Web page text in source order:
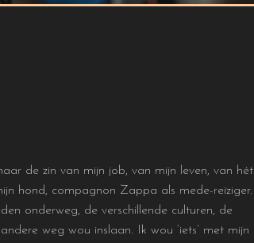
de zin van mijn job, van mijn leven, van hét
hond, compagnon Zappa als mede-reiziger.
onderweg, de verschillende culturen, de
weg wou inslaan. Ik wou ‘iets’ met mijn